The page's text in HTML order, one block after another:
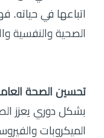
اتباعها في حياته.
الصحية والنفسية
تحسين الصحة
بشكل دوري يعزز
الميكروبات